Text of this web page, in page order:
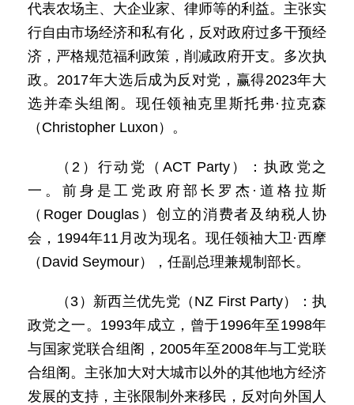
代表农场主、大企业家、律师等的利益。主张实
行自由市场经济和私有化，反对政府过多干预经
济，严格规范福利政策，削减政府开支。多次执
政。2017年大选后成为反对党，赢得2023年大
选并牵头组阁。现任领袖克里斯托弗·拉克森
（Christopher Luxon）。
（2）行动党（ACT Party）：执政党之
一。前身是工党政府部长罗杰·道格拉斯
（Roger Douglas）创立的消费者及纳税人协
会，1994年11月改为现名。现任领袖大卫·西摩
（David Seymour），任副总理兼规制部长。
（3）新西兰优先党（NZ First Party）：执
政党之一。1993年成立，曾于1996年至1998年
与国家党联合组阁，2005年至2008年与工党联
合组阁。主张加大对大城市以外的其他地方经济
发展的支持，主张限制外来移民，反对向外国人